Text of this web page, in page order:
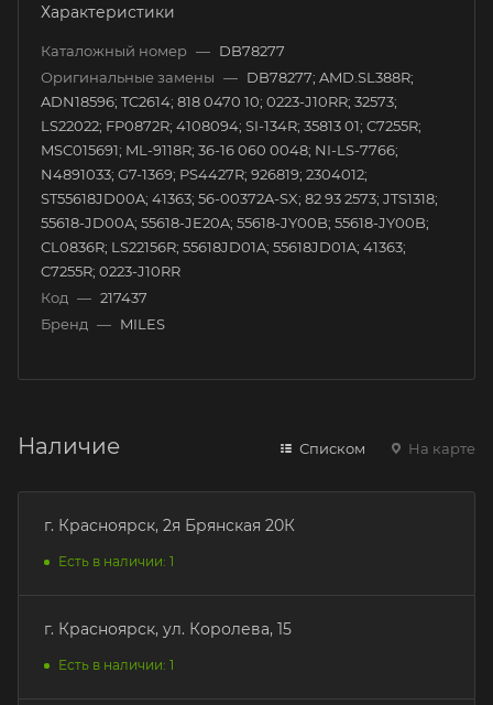
Характеристики
Каталожный номер — DB78277
Оригинальные замены — DB78277; AMD.SL388R;
ADN18596; TC2614; 818 0470 10; 0223-J10RR; 32573;
LS22022; FP0872R; 4108094; SI-134R; 35813 01; C7255R;
MSC015691; ML-9118R; 36-16 060 0048; NI-LS-7766;
N4891033; G7-1369; PS4427R; 926819; 2304012;
ST55618JD00A; 41363; 56-00372A-SX; 82 93 2573; JTS1318;
55618-JD00A; 55618-JE20A; 55618-JY00B; 55618-JY00B;
CL0836R; LS22156R; 55618JD01A; 55618JD01A; 41363;
C7255R; 0223-J10RR
Код — 217437
Бренд — MILES
Наличие Списком На карте
г. Красноярск, 2я Брянская 20К
Есть в наличии: 1
г. Красноярск, ул. Королева, 15
Есть в наличии: 1